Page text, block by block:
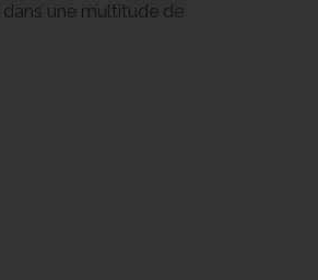
une multitude de